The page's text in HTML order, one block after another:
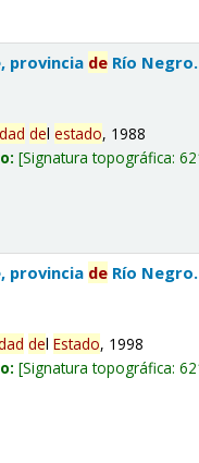
provincia de Río Negro.
delestado, 1988
Signatura topográfica:
provincia de Río Negro.
delEstado, 1998
Signatura topográfica: